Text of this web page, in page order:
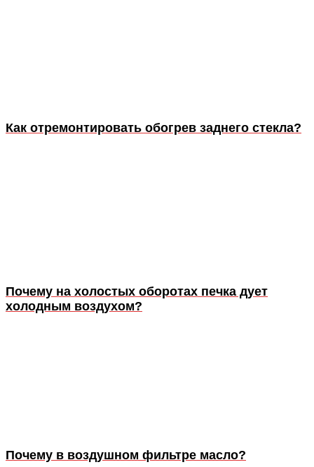
Как отремонтировать обогрев заднего стекла?
Почему на холостых оборотах печка дует
холодным воздухом?
Почему в воздушном фильтре масло?